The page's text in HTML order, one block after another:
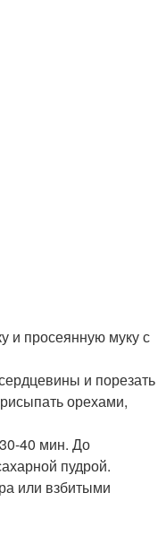
и просеянную муку с
и порезать
орехами,
40 мин. До
пудрой.
или взбитыми